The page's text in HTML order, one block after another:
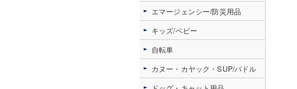
エマージェンシー/防災用品
キッズ/ベビー
自転車
カヌー・カヤック・SUP/パドル